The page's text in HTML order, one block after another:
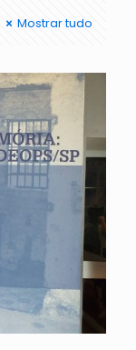
Mostrar tudo